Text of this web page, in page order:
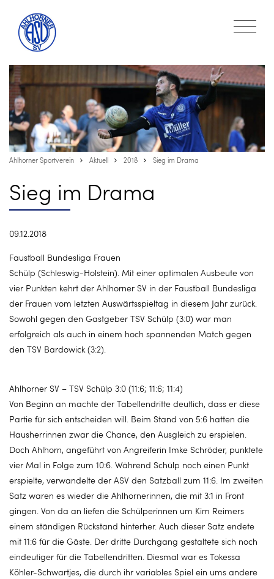
Ahlhorner Sportverein Aktuell 2018 Sieg im Drama
Sieg im Drama
09.12.2018
Faustball Bundesliga Frauen
Schülp (Schleswig-Holstein). Mit einer optimalen Ausbeute von
vier Punkten kehrt der Ahlhorner SV in der Faustball Bundesliga
der Frauen vom letzten Auswärtsspieltag in diesem Jahr zurück.
Sowohl gegen den Gastgeber TSV Schülp (3:0) war man
erfolgreich als auch in einem hoch spannenden Match gegen
den TSV Bardowick (3:2).
Ahlhorner SV – TSV Schülp 3:0 (11:6; 11:6; 11:4)
Von Beginn an machte der Tabellendritte deutlich, dass er diese
Partie für sich entscheiden will. Beim Stand von 5:6 hatten die
Hausherrinnen zwar die Chance, den Ausgleich zu erspielen.
Doch Ahlhorn, angeführt von Angreiferin Imke Schröder, punktete
vier Mal in Folge zum 10:6. Während Schülp noch einen Punkt
erspielte, verwandelte der ASV den Satzball zum 11:6. Im zweiten
Satz waren es wieder die Ahlhornerinnen, die mit 3:1 in Front
gingen. Von da an liefen die Schülperinnen um Kim Reimers
einem ständigen Rückstand hinterher. Auch dieser Satz endete
mit 11:6 für die Gäste. Der dritte Durchgang gestaltete sich noch
eindeutiger für die Tabellendritten. Diesmal war es Tokessa
Köhler-Schwartjes, die durch ihr variables Spiel ein ums andere